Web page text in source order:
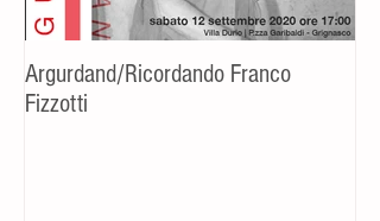
Argurdand/Ricordando Franco
Fizzotti